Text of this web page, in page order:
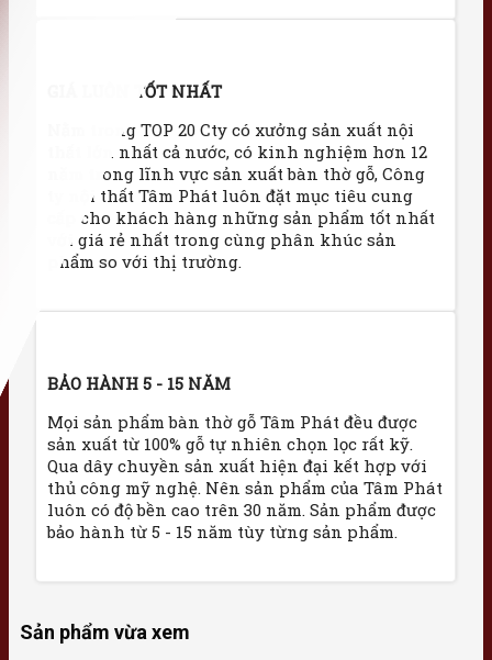
GIÁ LUÔN TỐT NHẤT
Nằm trong TOP 20 Cty có xưởng sản xuất nội
thất lớn nhất cả nước, có kinh nghiệm hơn 12
năm trong lĩnh vực sản xuất bàn thờ gỗ, Công
ty nội thất Tâm Phát luôn đặt mục tiêu cung
cấp cho khách hàng những sản phẩm tốt nhất
với giá rẻ nhất trong cùng phân khúc sản
phẩm so với thị trường.
BẢO HÀNH 5 - 15 NĂM
Mọi sản phẩm bàn thờ gỗ Tâm Phát đều được
sản xuất từ 100% gỗ tự nhiên chọn lọc rất kỹ.
Qua dây chuyền sản xuất hiện đại kết hợp với
thủ công mỹ nghệ. Nên sản phẩm của Tâm Phát
luôn có độ bền cao trên 30 năm. Sản phẩm được
bảo hành từ 5 - 15 năm tùy từng sản phẩm.
Sản phẩm vừa xem